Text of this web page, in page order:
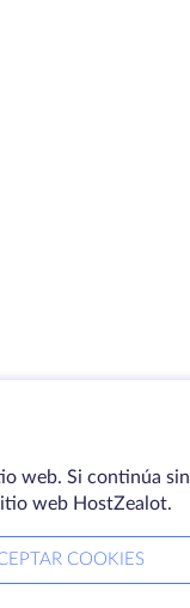
web. Si continúa sin
web HostZealot.
COOKIES